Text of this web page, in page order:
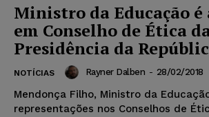
Ministro da Educação é
em Conselho de Ética
Presidência da
NOTÍCIAS Rayner Dalben - 28/02/2018
Mendonça Filho, Ministro da
representações nos Conselhos de